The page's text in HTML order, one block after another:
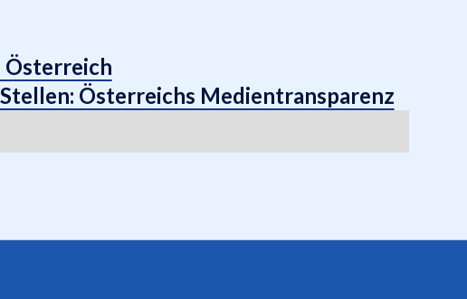
Österreichs Medientransparenz